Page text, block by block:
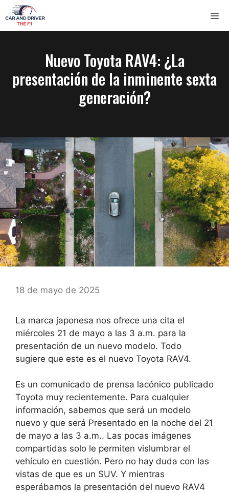
Saltar
al
contenido
Nuevo Toyota RAV4: ¿La
presentación de la inminente sexta
generación?
18 de mayo de 2025
La marca japonesa nos ofrece una cita el
miércoles 21 de mayo a las 3 a.m. para la
presentación de un nuevo modelo. Todo
sugiere que este es el nuevo Toyota RAV4.
Es un comunicado de prensa lacónico publicado
Toyota muy recientemente. Para cualquier
información, sabemos que será un modelo
nuevo y que será Presentado en la noche del 21
de mayo a las 3 a.m.. Las pocas imágenes
compartidas solo le permiten vislumbrar el
vehículo en cuestión. Pero no hay duda con las
vistas de que es un SUV. Y mientras
esperábamos la presentación del nuevo RAV4